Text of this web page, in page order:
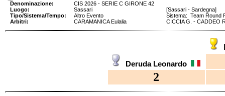
Denominazione:
CIS 2026 - SERIE C GIRONE 42
Luogo:
Sassari
[Sassari - Sardegna]
Tipo/Sistema/Tempo:
Altro Evento
Sistema: Team
Arbitri:
CARAMANICA Eulalia CICCIA G. - CADDEO
Deruda Leonardo
2